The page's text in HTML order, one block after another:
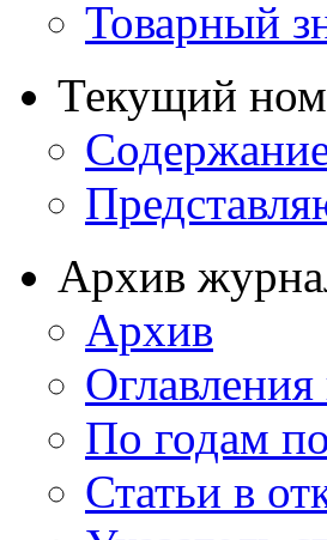
Товарный
Текущий
Архив
Архив
По годам
Статьи в